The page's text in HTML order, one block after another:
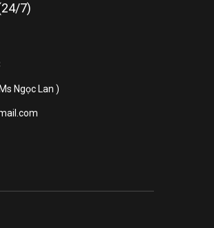
7)
Ngọc Lan )